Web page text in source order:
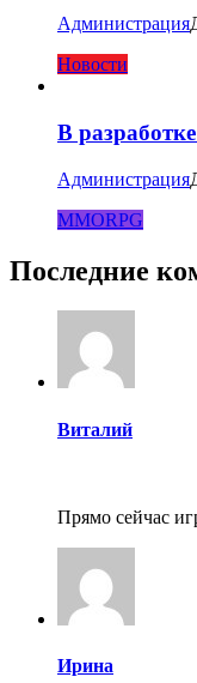
Администрация
Новости
В
Администрация
MMORPG
Последние
Виталий
Прямо сейчас
Ирина